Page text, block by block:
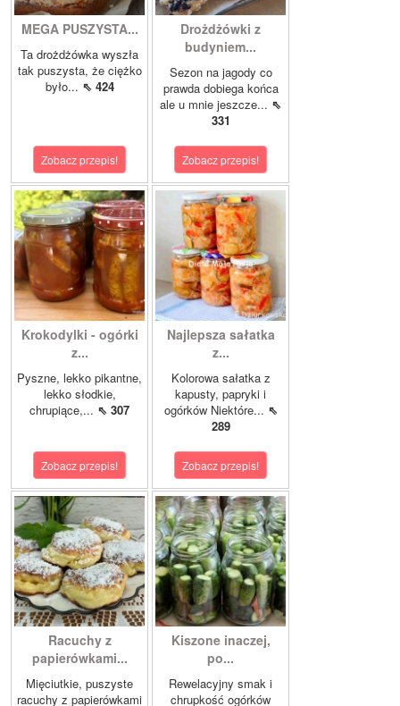
MEGA PUSZYSTA...
Ta drożdżówka wyszła
tak puszysta, że ciężko
było... ⇖ 424
Zobacz przepis!
Drożdżówki z
budyniem...
Sezon na jagody co
prawda dobiega końca
ale u mnie jeszcze... ⇖
331
Zobacz przepis!
Krokodylki - ogórki
z...
Pyszne, lekko pikantne,
lekko słodkie,
chrupiące,... ⇖ 307
Zobacz przepis!
Najlepsza sałatka
z...
Kolorowa sałatka z
kapusty, papryki i
ogórków Niektóre... ⇖
289
Zobacz przepis!
Racuchy z
papierówkami...
Mięciutkie, puszyste
racuchy z papierówkami
Kiszone inaczej,
po...
Rewelacyjny smak i
chrupkość ogórków